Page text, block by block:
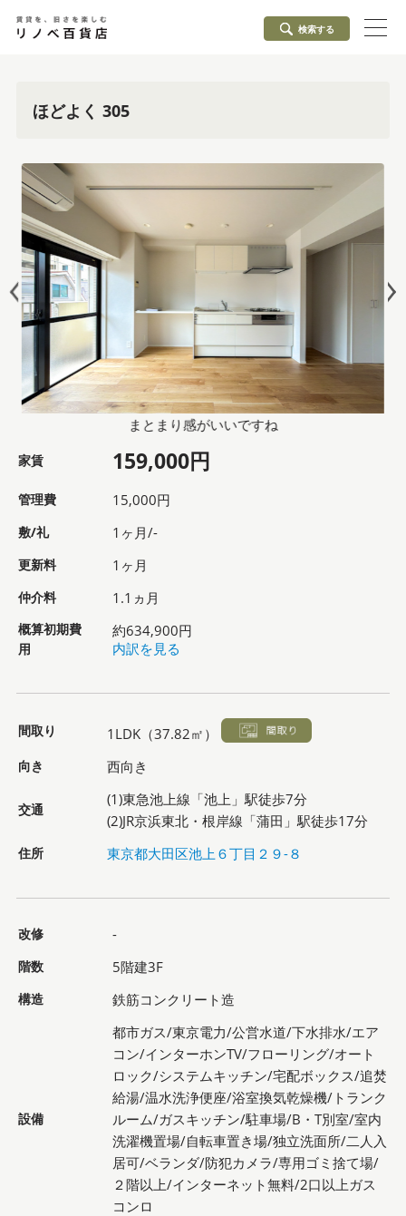
検索する
ほどよく 305
まとまり感がいいですね
家賃 159,000円
管理費 15,000円
敷/礼 1ヶ月/-
更新料 1ヶ月
仲介料 1.1ヵ月
概算初期費
用
約634,900円
内訳を見る
間取り 1LDK（37.82㎡）
向き 西向き
交通
(1)東急池上線「池上」駅徒歩7分
(2)JR京浜東北・根岸線「蒲田」駅徒歩17分
住所 東京都大田区池上６丁目２９-８
改修 -
階数 5階建3F
構造 鉄筋コンクリート造
設備
都市ガス/東京電力/公営水道/下水排水/エア
コン/インターホンTV/フローリング/オート
ロック/システムキッチン/宅配ボックス/追焚
給湯/温水洗浄便座/浴室換気乾燥機/トランク
ルーム/ガスキッチン/駐車場/B・T別室/室内
洗濯機置場/自転車置き場/独立洗面所/二人入
居可/ベランダ/防犯カメラ/専用ゴミ捨て場/
２階以上/インターネット無料/2口以上ガス
コンロ